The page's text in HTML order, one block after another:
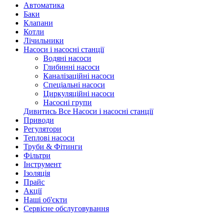
Автоматика
Баки
Клапани
Котли
Лічильники
Насоси і насосні станції
Водяні насоси
Глибинні насоси
Каналізаційні насоси
Спеціальні насоси
Циркуляційні насоси
Насосні групи
Дивитись Все Насоси і насосні станції
Приводи
Регулятори
Теплові насоси
Труби & Фітинги
Фільтри
Інструмент
Ізоляція
Прайс
Акції
Наші об'єкти
Сервісне обслуговування